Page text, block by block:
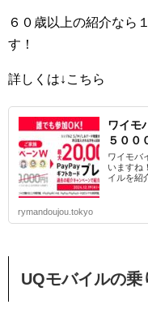
６０歳以上の紹介なら
す！
詳しくは↓こちら
ワイモ
５００
ワイモバ
いますね
イルを紹
rymandoujou.tokyo
UQモバイルの乗